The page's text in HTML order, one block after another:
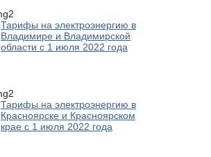
Тарифы на электроэнергию в
Владимире и Владимирской
области с 1 июля 2022 года
Тарифы на электроэнергию в
Красноярске и Красноярском
крае с 1 июля 2022 года